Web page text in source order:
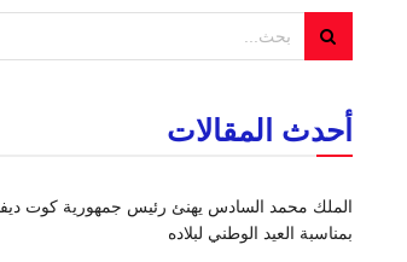
أحدث المقالات
الملك محمد السادس يهنئ رئيس جمهورية كوت
بمناسبة العيد الوطني لبلاده